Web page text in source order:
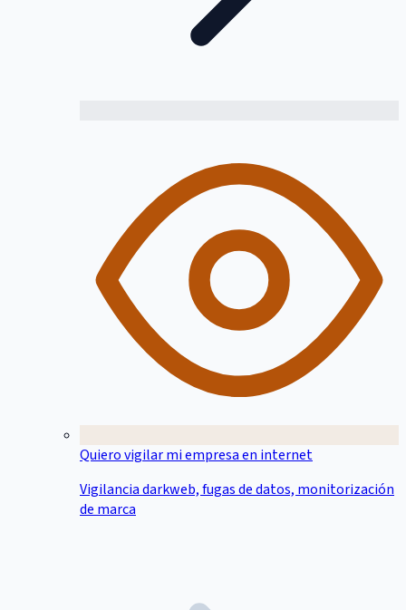
Quiero vigilar mi empresa en internet
Vigilancia darkweb, fugas de datos, monitorización
de marca